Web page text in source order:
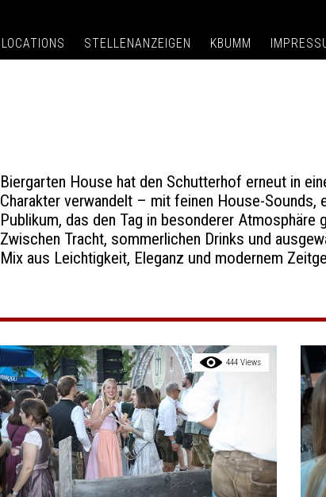
LOCATIONS STELLENANZEIGEN KBUMM
Biergarten House hat den Schutterhof erneut in
Charakter verwandelt – mit feinen House-Sounds,
Publikum, das den Tag in besonderer Atmosphäre
Zwischen Tracht, sommerlichen Drinks und
Mix aus Leichtigkeit, Eleganz und modernem
444 Views